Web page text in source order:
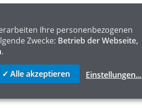
Ihre personenbezogenen
Zwecke: Betrieb der Webseite,
.
✓ Alle akzeptieren Einstellungen...